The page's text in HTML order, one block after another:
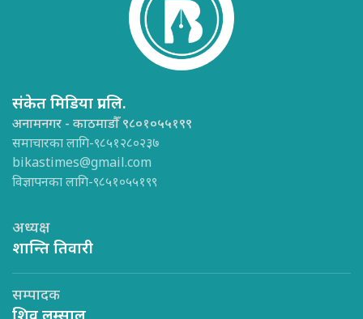
संकेत मिडिया प्रा.लि.
अनामनगर - काठमाडौँ ९८०१०५५१९९
समाचारका लागि-९८५१२८०२३७
bikastimes@gmail.com
विज्ञापनका लागि-९८५१०५५१९९
अध्यक्ष
शान्ति तिवारी
सम्पादक